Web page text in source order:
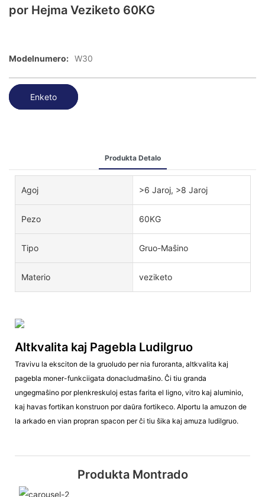
por Hejma Veziketo 60KG
Modelnumero: W30
Enketo
Produkta Detalo
Agoj >6 Jaroj, >8 Jaroj
Pezo 60KG
Tipo Gruo-Maŝino
Materio veziketo
Altkvalita kaj Pagebla Ludilgruo
Travivu la eksciton de la gruoludo per nia furoranta, altkvalita kaj
pagebla moner-funkciigata donacludmaŝino. Ĉi tiu granda
ungegmaŝino por plenkreskuloj estas farita el ligno, vitro kaj aluminio,
kaj havas fortikan konstruon por daŭra fortikeco. Alportu la amuzon de
la arkado en vian propran spacon per ĉi tiu ŝika kaj amuza ludilgruo.
Produkta Montrado